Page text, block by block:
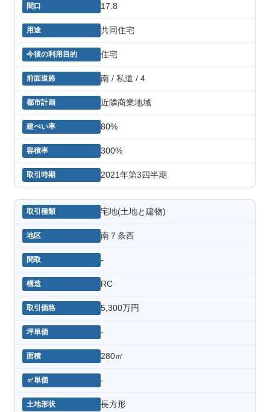
17.8
共同住宅
住宅
南 / 私道 / 4
近隣商業地域
80%
300%
2021年第3四半期
宅地(土地と建物)
南７条西
-
RC
5,300万円
-
280㎡
-
長方形